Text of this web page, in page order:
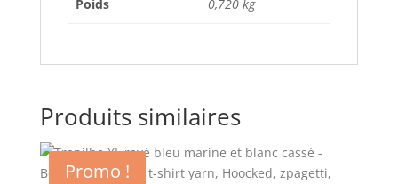
Poids 0,720 kg
Produits similaires
Promo !